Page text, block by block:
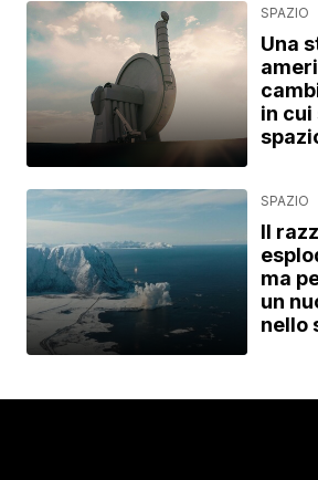
SPAZIO
Una
in cui
SPAZIO
Il
ma
un
nello